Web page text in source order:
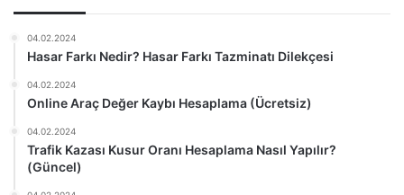
04.02.2024
Hasar Farkı Nedir? Hasar Farkı Tazminatı Dilekçesi
04.02.2024
Online Araç Değer Kaybı Hesaplama (Ücretsiz)
04.02.2024
Trafik Kazası Kusur Oranı Hesaplama Nasıl Yapılır?
(Güncel)